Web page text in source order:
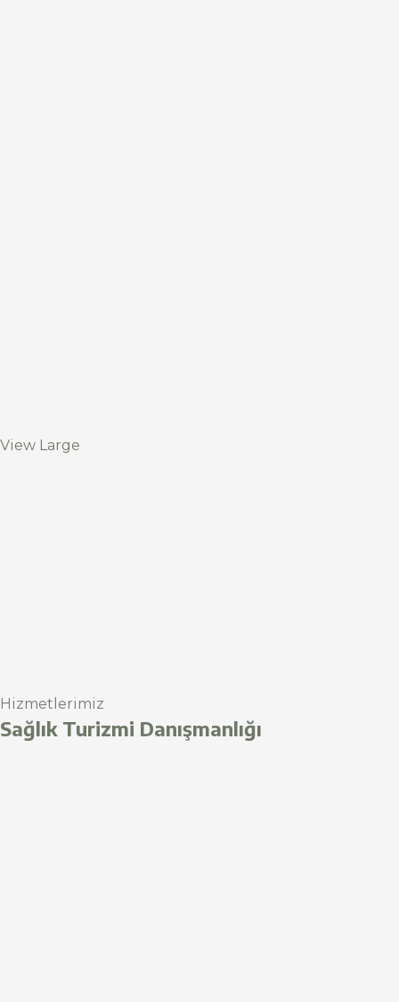
View Large
Hizmetlerimiz
Sağlık Turizmi Danışmanlığı